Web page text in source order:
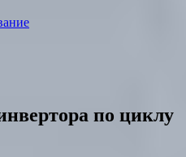
по циклу